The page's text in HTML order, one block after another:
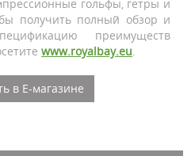
гольфы, гетры и
получить полный обзор и
преимуществ
www.royalbay.eu.
в E-магазине